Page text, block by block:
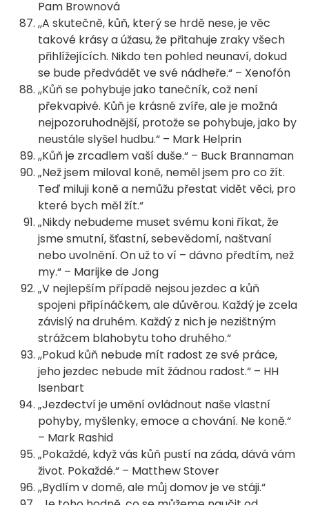
Pam Brownová
,,A skutečně, kůň, který se hrdě nese, je věc
takové krásy a úžasu, že přitahuje zraky všech
přihlížejících. Nikdo ten pohled neunaví, dokud
se bude předvádět ve své nádheře.“ – Xenofón
,,Kůň se pohybuje jako tanečník, což není
překvapivé. Kůň je krásné zvíře, ale je možná
nejpozoruhodnější, protože se pohybuje, jako by
neustále slyšel hudbu.“ – Mark Helprin
,,Kůň je zrcadlem vaší duše.“ – Buck Brannaman
„Než jsem miloval koně, neměl jsem pro co žít.
Teď miluji koně a nemůžu přestat vidět věci, pro
které bych měl žít.“
„Nikdy nebudeme muset svému koni říkat, že
jsme smutní, šťastní, sebevědomí, naštvaní
nebo uvolnění. On už to ví – dávno předtím, než
my.“ – Marijke de Jong
„V nejlepším případě nejsou jezdec a kůň
spojeni připínáčkem, ale důvěrou. Každý je zcela
závislý na druhém. Každý z nich je nezištným
strážcem blahobytu toho druhého.“
,,Pokud kůň nebude mít radost ze své práce,
jeho jezdec nebude mít žádnou radost.“ – HH
Isenbart
„Jezdectví je umění ovládnout naše vlastní
pohyby, myšlenky, emoce a chování. Ne koně.“
– Mark Rashid
„Pokaždé, když vás kůň pustí na záda, dává vám
život. Pokaždé.“ – Matthew Stover
,,Bydlím v domě, ale můj domov je ve stáji.“